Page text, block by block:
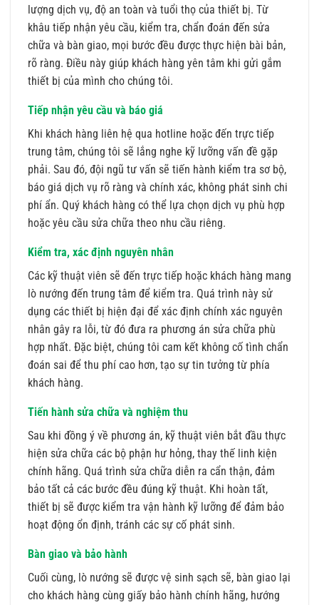
lượng dịch vụ, độ an toàn và tuổi thọ của thiết bị. Từ
khâu tiếp nhận yêu cầu, kiểm tra, chẩn đoán đến sửa
chữa và bàn giao, mọi bước đều được thực hiện bài bản,
rõ ràng. Điều này giúp khách hàng yên tâm khi gửi gắm
thiết bị của mình cho chúng tôi.
Tiếp nhận yêu cầu và báo giá
Khi khách hàng liên hệ qua hotline hoặc đến trực tiếp
trung tâm, chúng tôi sẽ lắng nghe kỹ lưỡng vấn đề gặp
phải. Sau đó, đội ngũ tư vấn sẽ tiến hành kiểm tra sơ bộ,
báo giá dịch vụ rõ ràng và chính xác, không phát sinh chi
phí ẩn. Quý khách hàng có thể lựa chọn dịch vụ phù hợp
hoặc yêu cầu sửa chữa theo nhu cầu riêng.
Kiểm tra, xác định nguyên nhân
Các kỹ thuật viên sẽ đến trực tiếp hoặc khách hàng mang
lò nướng đến trung tâm để kiểm tra. Quá trình này sử
dụng các thiết bị hiện đại để xác định chính xác nguyên
nhân gây ra lỗi, từ đó đưa ra phương án sửa chữa phù
hợp nhất. Đặc biệt, chúng tôi cam kết không cố tình chẩn
đoán sai để thu phí cao hơn, tạo sự tin tưởng từ phía
khách hàng.
Tiến hành sửa chữa và nghiệm thu
Sau khi đồng ý về phương án, kỹ thuật viên bắt đầu thực
hiện sửa chữa các bộ phận hư hỏng, thay thế linh kiện
chính hãng. Quá trình sửa chữa diễn ra cẩn thận, đảm
bảo tất cả các bước đều đúng kỹ thuật. Khi hoàn tất,
thiết bị sẽ được kiểm tra vận hành kỹ lưỡng để đảm bảo
hoạt động ổn định, tránh các sự cố phát sinh.
Bàn giao và bảo hành
Cuối cùng, lò nướng sẽ được vệ sinh sạch sẽ, bàn giao lại
cho khách hàng cùng giấy bảo hành chính hãng, hướng